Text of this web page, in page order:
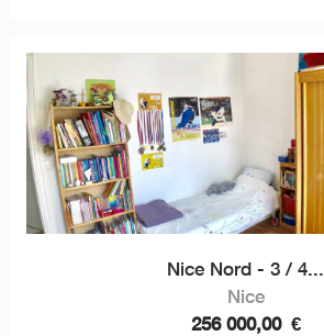
Nice Nord - 3 / 4...
Nice
256 000,00 €